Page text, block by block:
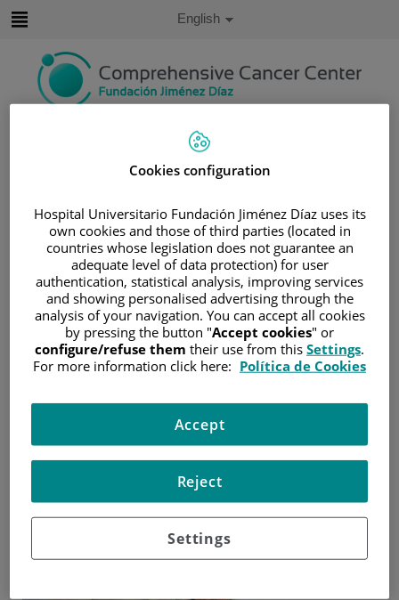
content
Language
Active
English
/PUESTA EN MARCHA DE LA UNIDAD DE
ESTUDIO DE LINFOMAS
Puesta en marcha de la Unidad
de Estudio de Linfomas
6 de marzo de 2017
/Hospital Universitario Fundación Jiménez Díaz
Se trata
unidad
Cookies configuration
Hospital Universitario Fundación Jiménez Díaz uses its
own cookies and those of third parties (located in
countries whose legislation does not guarantee an
adequate level of data protection) for user
authentication, statistical analysis, improving services
and showing personalised advertising through the
analysis of your navigation. You can accept all cookies
by pressing the button "Accept cookies" or
configure/refuse them their use from this Settings.
For more information click here: Política de Cookies
Settings
Reject
Accept